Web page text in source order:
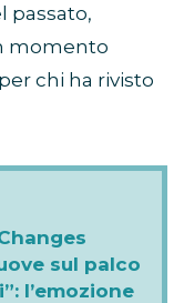
passato,
momento
chi ha rivisto
sul palco
l’emozione